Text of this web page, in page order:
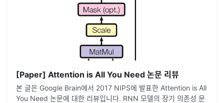
[Paper] Attention is All You Need 논문 리뷰
본 글은 Google Brain에서 2017 NIPS에 발표한 Attention is All
You Need 논문에 대한 리뷰입니다. RNN 모델의 장기 의존성 문